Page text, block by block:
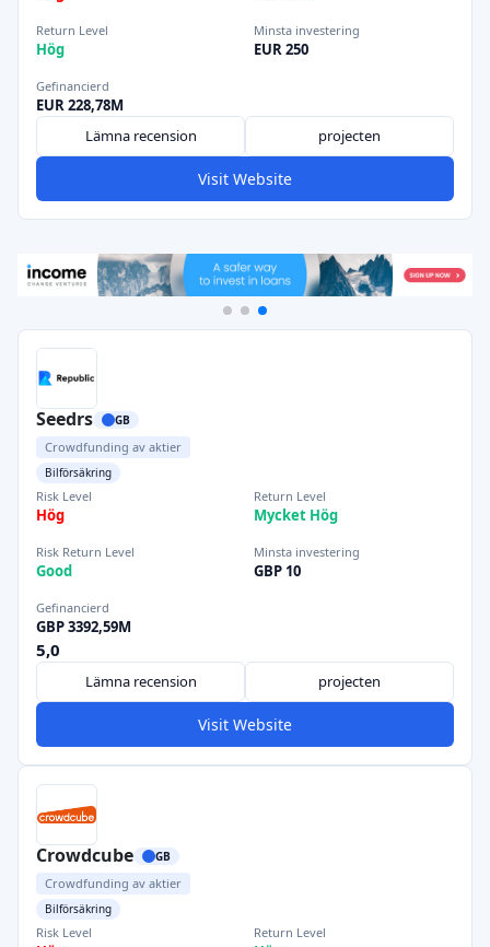
Return Level
Hög
Minsta investering
EUR 250
Gefinancierd
EUR 228,78M
Lämna recension
projecten
Visit Website
Seedrs GB
Crowdfunding av aktier
Bilförsäkring
Risk Level
Hög
Return Level
Mycket Hög
Risk Return Level
Good
Minsta investering
GBP 10
Gefinancierd
GBP 3392,59M
5,0
Lämna recension projecten
Visit Website
Crowdcube GB
Crowdfunding av aktier
Bilförsäkring
Risk Level Return Level